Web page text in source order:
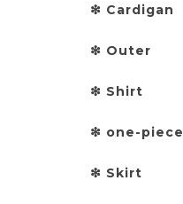
❇︎ Cardigan
❇︎ Outer
❇︎ Shirt
❇︎ one-piece
❇︎ Skirt